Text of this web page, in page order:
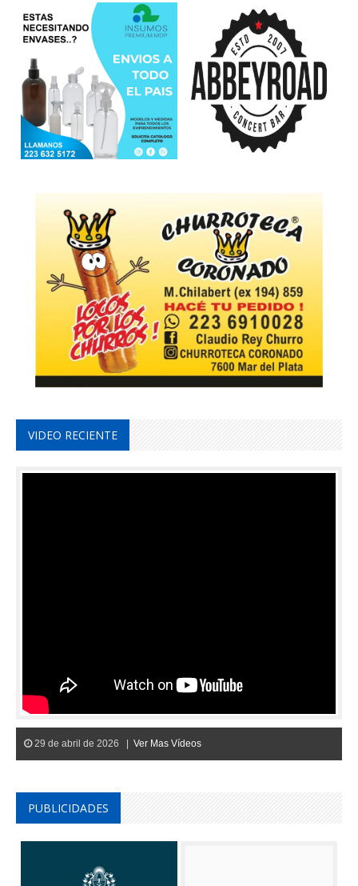
VIDEO RECIENTE
29 de abril de 2026 | Ver Mas Vídeos
PUBLICIDADES